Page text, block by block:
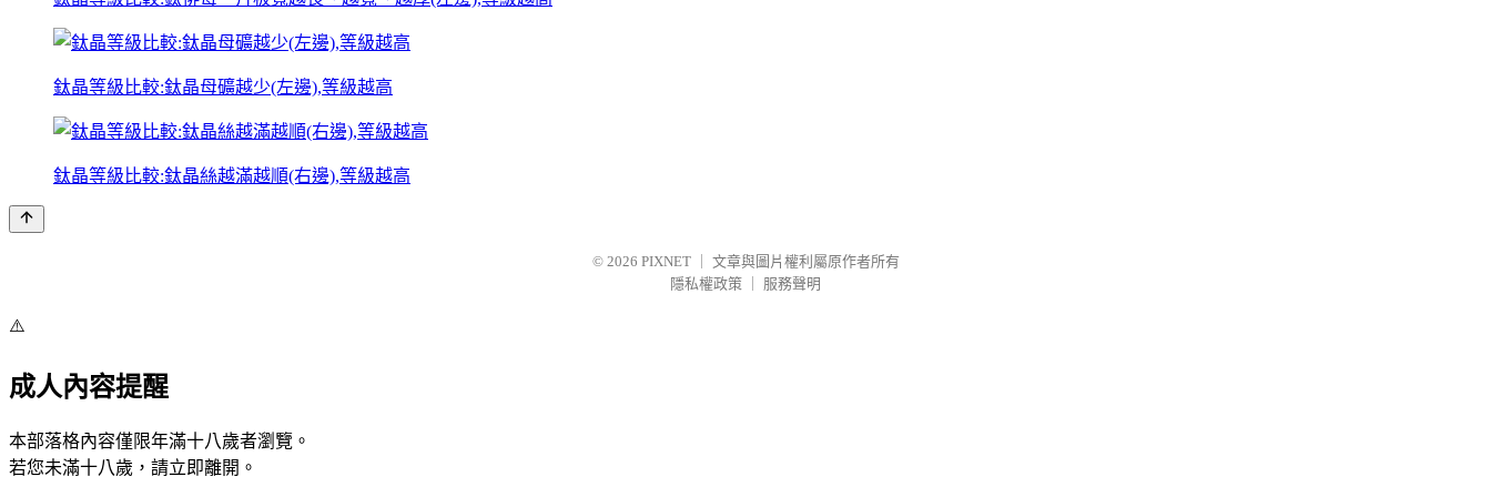
鈦晶等級比較:鈦晶母礦越少(左邊),等級越高
鈦晶等級比較:鈦晶絲越滿越順(右邊),等級越高
© 2026 PIXNET
文章與圖片權利屬原作者所有
隱私權政策
服務聲明
⚠️
成人內容提醒
本部落格內容僅限年滿十八歲者瀏覽。
若您未滿十八歲，請立即離開。